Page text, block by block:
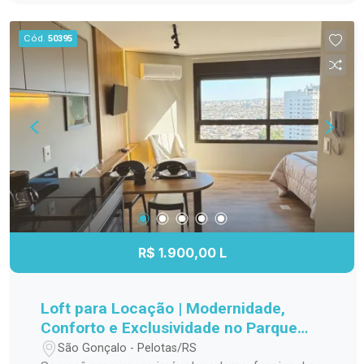
lazer para toda a família. Entre em contato e
agende sua visita! Seu novo lar pode estar aqui.
Cód. 50395
R$ 1.900,00 L
Loft para Locação | Modernidade,
Conforto e Exclusividade no Parque
UnaSão Gonçalo - Pelotas/RS